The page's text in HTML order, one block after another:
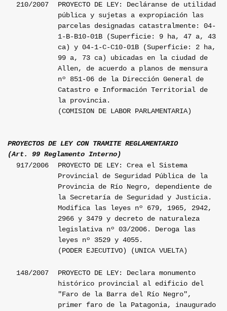
210/2007
PROYECTO DE LEY: Decláranse de utilidad
pública y sujetas a expropiación las
parcelas designadas catastralmente: 04-
1-B-B10-01B (Superficie: 9 ha, 47 a, 43
ca) y 04-1-C-C10-01B (Superficie: 2 ha,
99 a, 73 ca) ubicadas en la ciudad de
Allen, de acuerdo a planos de mensura
nº 851-06 de la Dirección General de
Catastro e Información Territorial de
la provincia.
(COMISION DE LABOR PARLAMENTARIA)
PROYECTOS DE LEY CON TRAMITE REGLAMENTARIO
(Art. 99 Reglamento Interno)
917/2006
PROYECTO DE LEY: Crea el Sistema
Provincial de Seguridad Pública de la
Provincia de Río Negro, dependiente de
la Secretaría de Seguridad y Justicia.
Modifica las leyes nº 679, 1965, 2942,
2966 y 3479 y decreto de naturaleza
legislativa nº 03/2006. Deroga las
leyes nº 3529 y 4055.
(PODER EJECUTIVO) (UNICA VUELTA)
148/2007
PROYECTO DE LEY: Declara monumento
histórico provincial al edificio del
"Faro de la Barra del Río Negro",
primer faro de la Patagonia, inaugurado